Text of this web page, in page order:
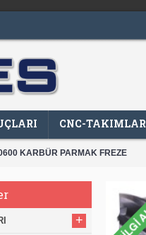
CNC-
KARBÜR PARMAK FREZE
+